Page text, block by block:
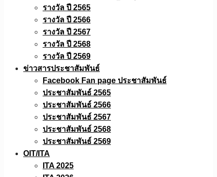
รางวัล ปี 2565
รางวัล ปี 2566
รางวัล ปี 2567
รางวัล ปี 2568
รางวัล ปี 2569
ข่าวสารประชาสัมพันธ์
Facebook Fan page ประชาสัมพันธ์
ประชาสัมพันธ์ 2565
ประชาสัมพันธ์ 2566
ประชาสัมพันธ์ 2567
ประชาสัมพันธ์ 2568
ประชาสัมพันธ์ 2569
OIT/ITA
ITA 2025